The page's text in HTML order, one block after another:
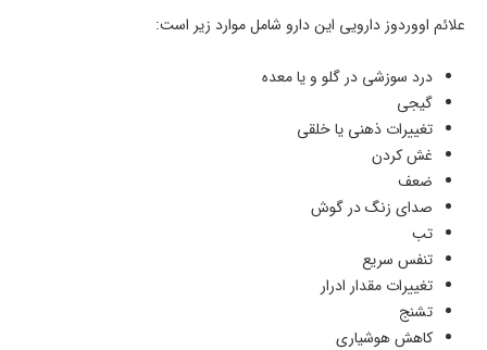
علائم اووردوز دارویی این دارو شامل موارد زیر است:
درد سوزشی در گلو و یا معده
گیجی
تغییرات ذهنی یا خلقی
غش کردن
ضعف
صدای زنگ در گوش
تب
تنفس سریع
تغییرات مقدار ادرار
تشنج
کاهش هوشیاری